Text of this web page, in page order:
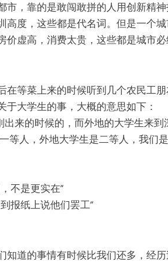
市，靠的是敢闯敢拼的人用创新精
高度，这些都是代名词。但是一个
价虚高，消费太贵，这些都是城市必
在等菜上来的时候听到几个农民工朋
大学生的事，大概的意思如下：
来的时候的，而外地的大学生来到
等人，外地大学生是二等人，我们
不是更实在”
报纸上说他们罢工”
知道的事情有时候比我们还多，经历